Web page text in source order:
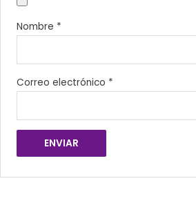
Nombre *
Correo electrónico *